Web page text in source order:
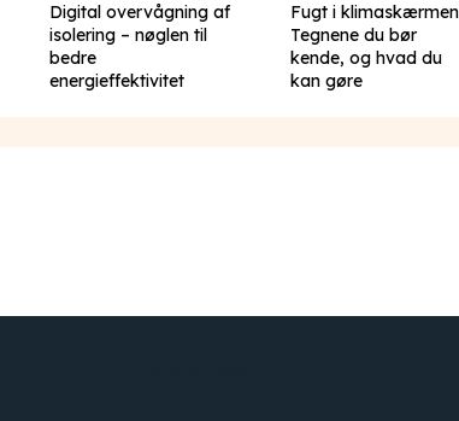
Digital overvågning af
isolering – nøglen til
bedre
energieffektivitet
Fugt i
Tegnene du bør
kende, og hvad du
kan gøre